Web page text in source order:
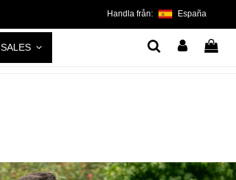
Handla från: España
SALES